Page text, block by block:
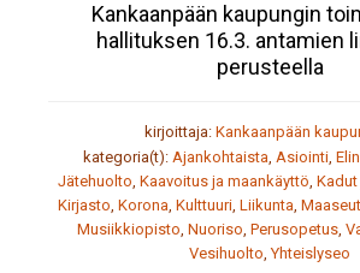
Kankaanpään kaupungin
hallituksen 16.3. antamien
perusteella
kirjoittaja: Kankaanpään
kategoria(t): Ajankohtaista, Asiointi,
Jätehuolto, Kaavoitus ja maankäyttö,
Kirjasto, Korona, Kulttuuri, Liikunta,
Musiikkiopisto, Nuoriso, Perusopetus,
Vesihuolto,Yhteislyseo